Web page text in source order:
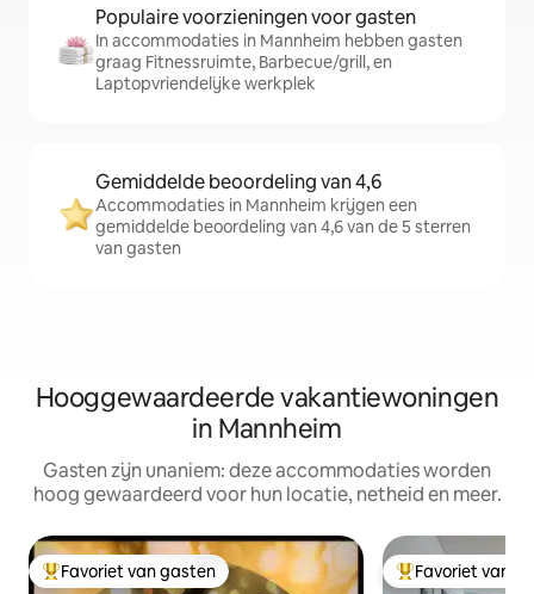
Populaire voorzieningen voor gasten
In accommodaties in Mannheim hebben gasten
graag Fitnessruimte, Barbecue/grill, en
Laptopvriendelijke werkplek
Gemiddelde beoordeling van 4,6
Accommodaties in Mannheim krijgen een
gemiddelde beoordeling van 4,6 van de 5 sterren
van gasten
Hooggewaardeerde vakantiewoningen
in Mannheim
Gasten zijn unaniem: deze accommodaties worden
hoog gewaardeerd voor hun locatie, netheid en meer.
Topfavoriet van gasten
Favoriet van gasten Topfavoriet van
Favoriet van